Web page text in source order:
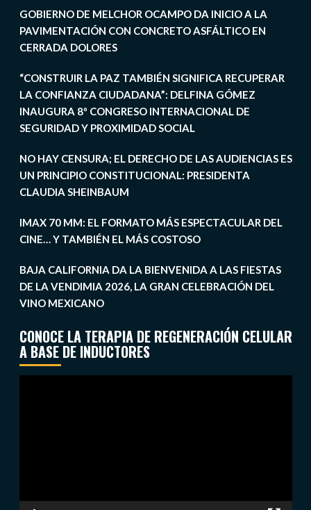
GOBIERNO DE MELCHOR OCAMPO DA INICIO A LA
PAVIMENTACIÓN CON CONCRETO ASFÁLTICO EN
CERRADA DOLORES
“CONSTRUIR LA PAZ TAMBIÉN SIGNIFICA RECUPERAR
LA CONFIANZA CIUDADANA”: DELFINA GÓMEZ
INAUGURA 8º CONGRESO INTERNACIONAL DE
SEGURIDAD Y PROXIMIDAD SOCIAL
NO HAY CENSURA; EL DERECHO DE LAS AUDIENCIAS ES
UN PRINCIPIO CONSTITUCIONAL: PRESIDENTA
CLAUDIA SHEINBAUM
IMAX 70 MM: EL FORMATO MÁS ESPECTACULAR DEL
CINE… Y TAMBIÉN EL MÁS COSTOSO
BAJA CALIFORNIA DA LA BIENVENIDA A LAS FIESTAS
DE LA VENDIMIA 2026, LA GRAN CELEBRACIÓN DEL
VINO MEXICANO
CONOCE LA TERAPIA DE REGENERACIÓN CELULAR
A BASE DE INDUCTORES